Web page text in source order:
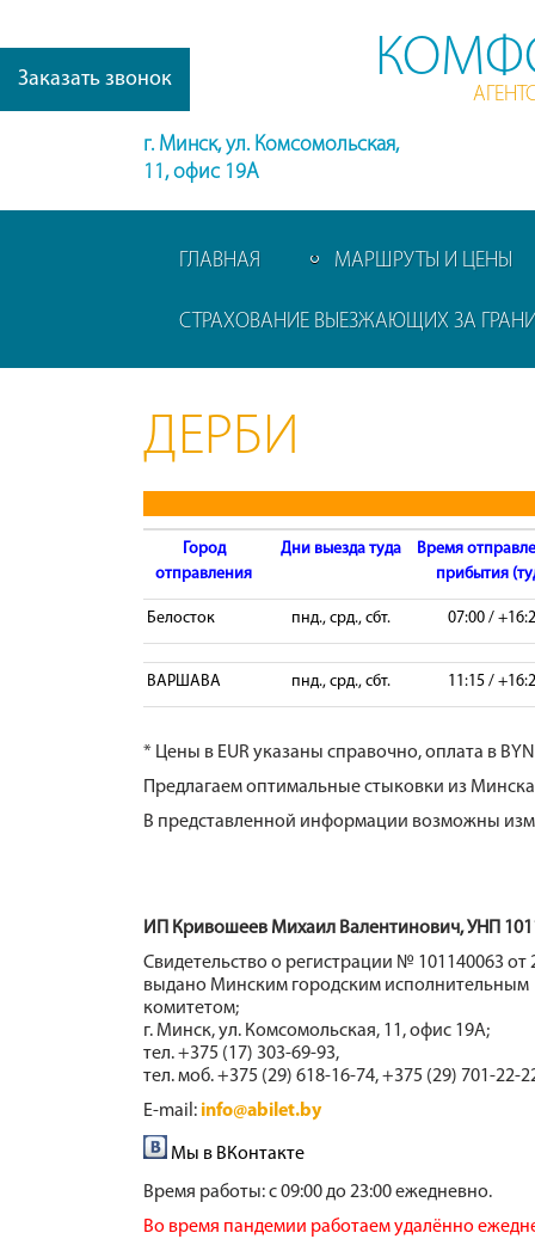
Заказать звонок
г. Минск, ул. Комсомольская,
11, офис 19А
ГЛАВНАЯ МАРШРУТЫ И ЦЕНЫ
СТРАХОВАНИЕ ВЫЕЗЖАЮЩИХ ЗА
ДЕРБИ
Город
отправления
Дни выезда туда
Время
прибытия
Белосток пнд., срд., сбт. 07:00 /
ВАРШАВА пнд., срд., сбт. 11:15 /
* Цены в EUR указаны справочно, оплата в
Предлагаем оптимальные стыковки из
В представленной информации возможны
ИП Кривошеев Михаил Валентинович, УНП
Свидетельство о регистрации № 101140063 от
выдано Минским городским исполнительным
комитетом;
г. Минск, ул. Комсомольская, 11, офис 19А;
тел. +375 (17) 303-69-93,
тел. моб. +375 (29) 618-16-74, +375 (29) 701-22-
E-mail: info@abilet.by
Мы в ВКонтакте
Время работы:с 09:00 до 23:00 ежедневно.
Во время пандемии работаем удалённо